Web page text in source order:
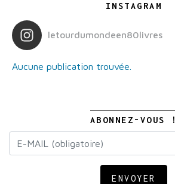
INSTAGRAM
letourdumondeen80livres
Aucune publication trouvée.
ABONNEZ-VOUS !
ENVOYER